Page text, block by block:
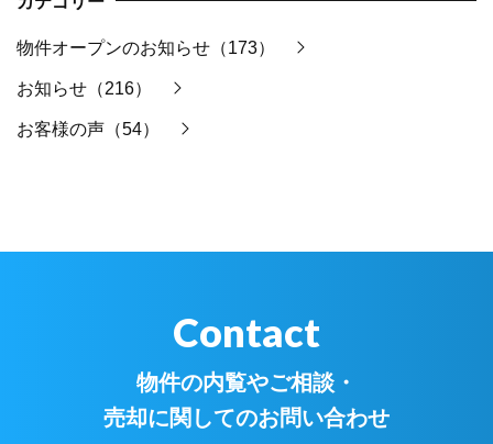
物件オープンのお知らせ（173）
お知らせ（216）
お客様の声（54）
Contact
物件の内覧やご相談・
売却に関してのお問い合わせ